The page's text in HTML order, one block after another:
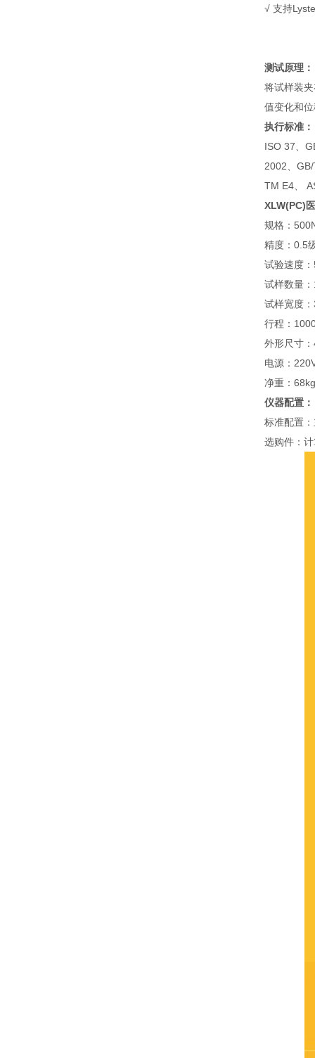
√ 支持
测试原理：
将试样装
值变化和
执行标准：
ISO 37、
2002、
TM E4、
XLW(PC)
规格：
精度：0.5
试验速度
试样数量
试样宽度
行程：
外形尺寸
电源：
净重：68kg
仪器配置：
标准配置
选购件：